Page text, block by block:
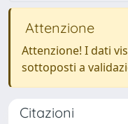
Attenzione
Attenzione! I dati
sottoposti a
Citazioni